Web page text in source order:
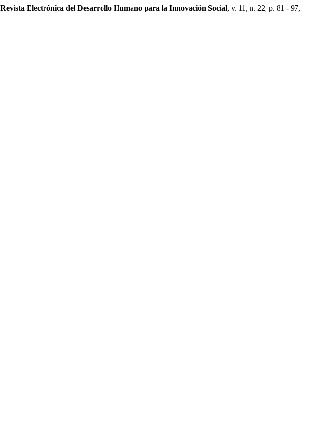
Revista Electrónica del Desarrollo Humano para la Innovación Social, v. 11, n. 22, p. 81 - 97,